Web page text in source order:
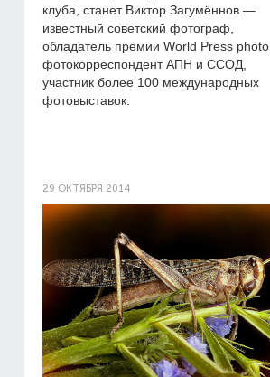
клуба, станет Виктор Загумённов —
известный советский фотограф,
обладатель премии World Press photo,
фотокорреспондент АПН и ССОД,
участник более 100 международных
фотовыставок.
29 ОКТЯБРЯ 2014